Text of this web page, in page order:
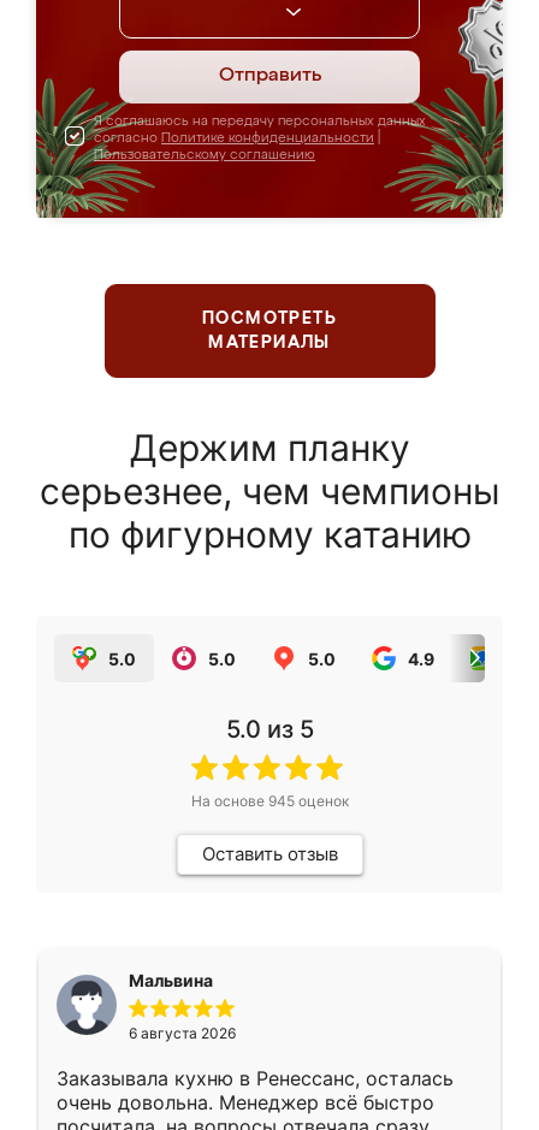
Отправить
Я соглашаюсь на передачу персональных данных
согласно Политике конфиденциальности
Пользовательскому соглашению
ПОСМОТРЕТЬ
МАТЕРИАЛЫ
Держим планку
серьезнее, чем чемпионы
по фигурному катанию
5.0 5.0 5.0 4.9
5.0 из 5
На основе 945оценок
Оставить отзыв
Мальвина
6 августа 2026
Заказывала кухню в Ренессанс, осталась
очень довольна. Менеджер всё быстро